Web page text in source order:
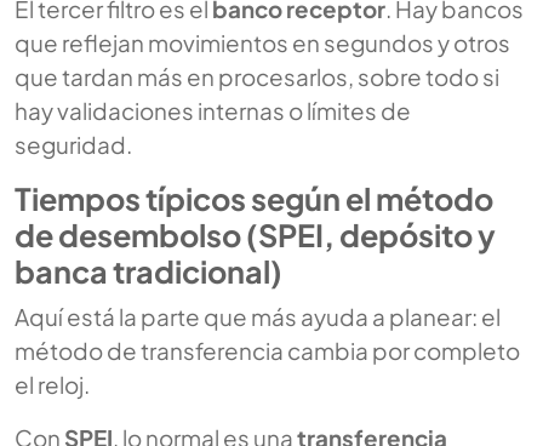
El tercer filtro es el banco receptor. Hay bancos
que reflejan movimientos en segundos y otros
que tardan más en procesarlos, sobre todo si
hay validaciones internas o límites de
seguridad.
Tiempos típicos según el método
de desembolso (SPEI, depósito y
banca tradicional)
Aquí está la parte que más ayuda a planear: el
método de transferencia cambia por completo
el reloj.
Con SPEI, lo normal es unatransferencia